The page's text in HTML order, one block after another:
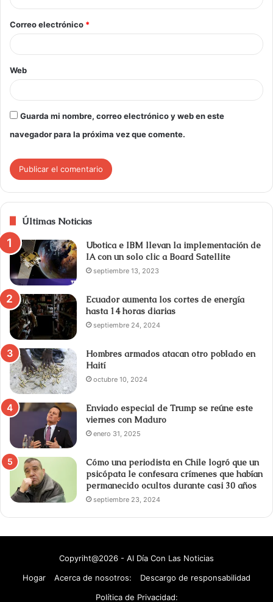
Correo electrónico *
Web
Guarda mi nombre, correo electrónico y web en este
navegador para la próxima vez que comente.
Últimas Noticias
Ubotica e IBM llevan la implementación de
IA con un solo clic a Board Satellite
septiembre 13, 2023
Ecuador aumenta los cortes de energía
hasta 14 horas diarias
septiembre 24, 2024
Hombres armados atacan otro poblado en
Haití
octubre 10, 2024
Enviado especial de Trump se reúne este
viernes con Maduro
enero 31, 2025
Cómo una periodista en Chile logró que un
psicópata le confesara crímenes que habían
permanecido ocultos durante casi 30 años
septiembre 23, 2024
Copyriht@2026 - Al Día Con Las Noticias
Hogar
Acerca de nosotros:
Descargo de responsabilidad
Política de Privacidad: